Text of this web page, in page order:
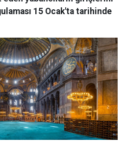
15 Ocak'ta tarihinde